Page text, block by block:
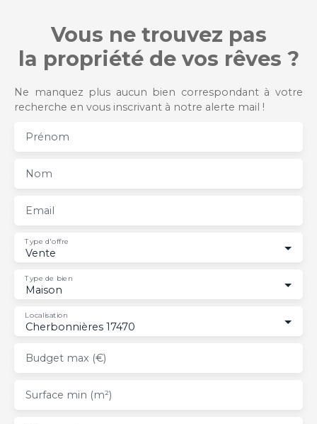
Vous ne trouvez pas
la propriété de vos rêves ?
Ne manquez plus aucun bien correspondant à votre
recherche en vous inscrivant à notre alerte mail !
Prénom
Nom
Email
Vente
Type d'offre
Maison
Type de bien
Cherbonnières 17470
Localisation
Budget max (€)
Surface min (m²)